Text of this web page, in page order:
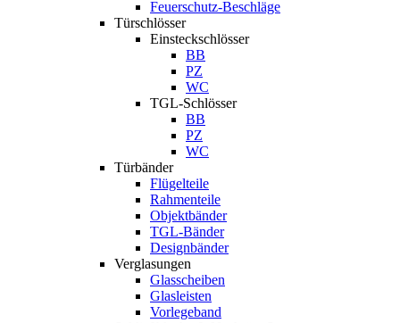
Feuerschutz-Beschläge
Türschlösser
Einsteckschlösser
BB
PZ
WC
TGL-Schlösser
BB
PZ
WC
Türbänder
Flügelteile
Rahmenteile
Objektbänder
TGL-Bänder
Designbänder
Verglasungen
Glasscheiben
Glasleisten
Vorlegeband